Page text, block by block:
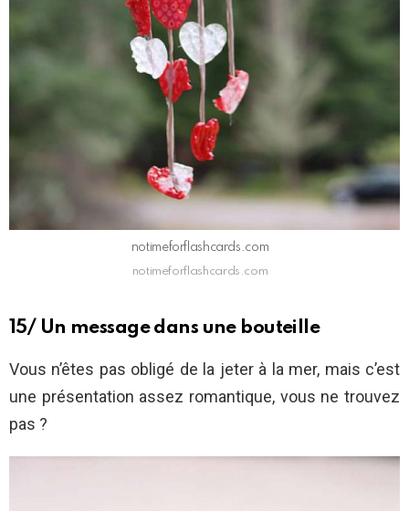
notimeforflashcards.com
notimeforflashcards.com
15/ Un message dans une bouteille
Vous n’êtes pas obligé de la jeter à la mer, mais c’est
une présentation assez romantique, vous ne trouvez
pas ?